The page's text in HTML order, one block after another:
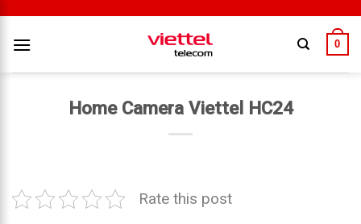
0
Home Camera Viettel HC24
Rate this post